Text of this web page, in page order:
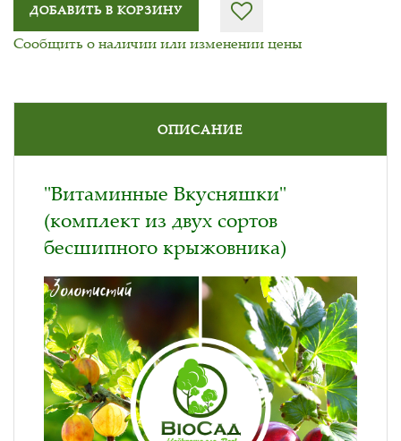
ДОБАВИТЬ В КОРЗИНУ
Сообщить о наличии или изменении цены
ОПИСАНИЕ
"Витаминные Вкусняшки"
(комплект из двух сортов
бесшипного крыжовника)